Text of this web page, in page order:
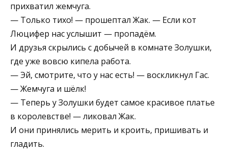
прихватил жемчуга.
— Только тихо! — прошептал Жак. — Если кот
Люцифер нас услышит — пропадём.
И друзья скрылись с добычей в комнате Золушки,
где уже вовсю кипела работа.
— Эй, смотрите, что у нас есть! — воскликнул Гас.
— Жемчуга и шёлк!
— Теперь у Золушки будет самое красивое платье
в королевстве! — ликовал Жак.
И они принялись мерить и кроить, пришивать и
гладить.